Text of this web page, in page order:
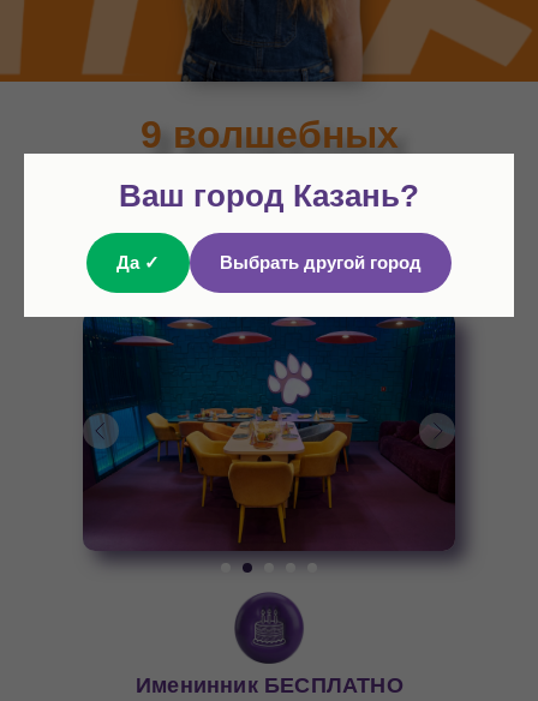
Ваш город Казань?
Да ✓ Выбрать другой город
9 волшебных
для
празднования
Дня Рождения
Именинник БЕСПЛАТНО